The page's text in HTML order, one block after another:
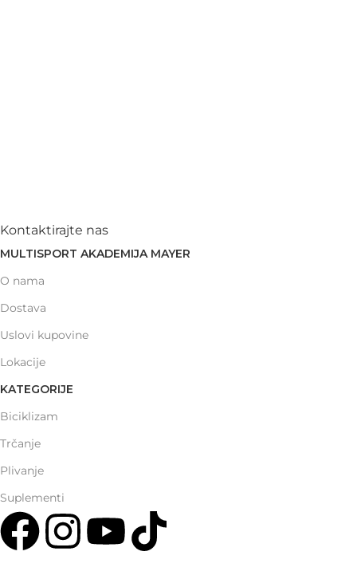
Kontaktirajte nas
MULTISPORT AKADEMIJA MAYER
O nama
Dostava
Uslovi kupovine
Lokacije
KATEGORIJE
Biciklizam
Trčanje
Plivanje
Suplementi